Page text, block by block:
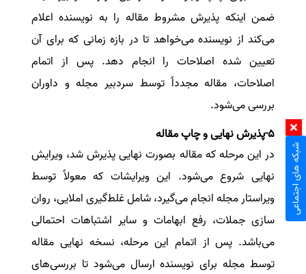
ضمن اینکه پذیرش مشروط مقاله را به نویسنده اعلام
می‌کند از نویسنده می‌خواهد تا در بازه زمانی که برای آن
تعیین شده اصلاحات را انجام دهد. پس از اتمام
اصلاحات، مقاله مجدداً توسط سردبیر مجله و داوران
بررسی می‌شود.
5-پذیرش نهایی و چاپ مقاله
در این مرحله که مقاله بصورت نهایی پذیرش شد، ویرایش
نهایی شروع می‌شود. این ویرایشات که معولاً توسط
ویراستار مجله انجام می‌گیرد، شامل غلط‌گیری املایی، روان
سازی جملات، رفع ابهامات و سایر اشتباهات احتمالی
می‌باشد. پس از اتمام این مرحله، نسخه نهایی مقاله
توسط مجله برای نویسنده ارسال می‌شود تا بررسی‌های
شبکه های اجتماعی